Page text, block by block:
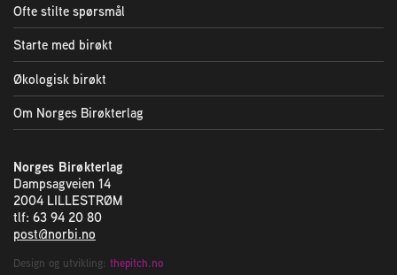
Ofte stilte spørsmål
Starte med birøkt
Økologisk birøkt
Om Norges Birøkterlag
Norges Birøkterlag
Dampsagveien 14
2004 LILLESTRØM
tlf: 63 94 20 80
post@norbi.no
Design og utvikling: thepitch.no